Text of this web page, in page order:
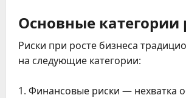
Основные категории
Риски при росте бизнеса
на следующие категории:
Финансовые риски — нехватка